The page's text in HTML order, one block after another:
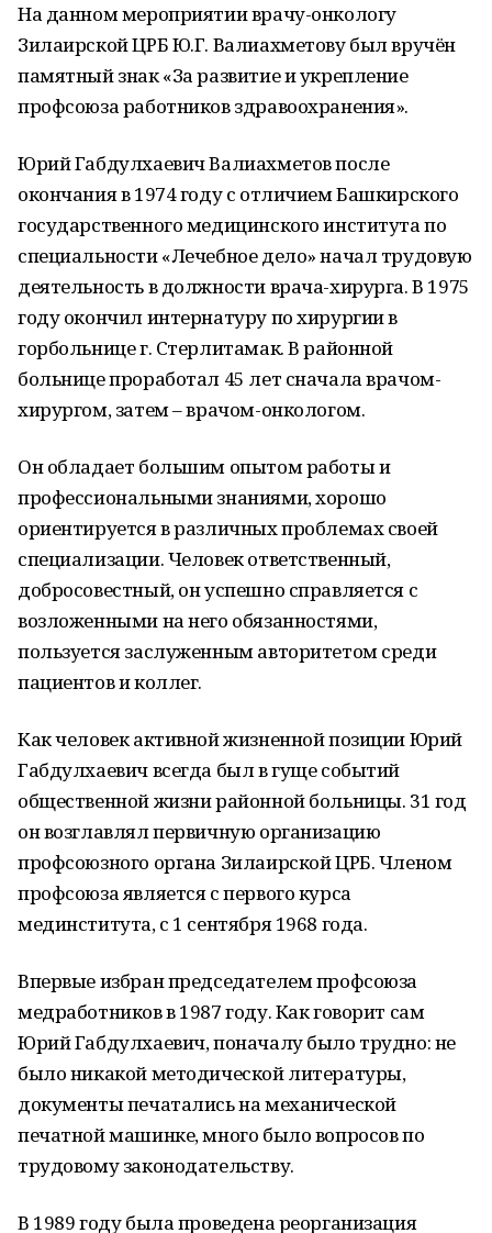
На данном мероприятии врачу-онкологу
Зилаирской ЦРБ Ю.Г. Валиахметову был вручён
памятный знак «За развитие и укрепление
профсоюза работников здравоохранения».
Юрий Габдулхаевич Валиахметов после
окончания в 1974 году с отличием Башкирского
государственного медицинского института по
специальности «Лечебное дело» начал трудовую
деятельность в должности врача-хирурга. В 1975
году окончил интернатуру по хирургии в
горбольнице г. Стерлитамак. В районной
больнице проработал 45 лет сначала врачом-
хирургом, затем – врачом-онкологом.
Он обладает большим опытом работы и
профессиональными знаниями, хорошо
ориентируется в различных проблемах своей
специализации. Человек ответственный,
добросовестный, он успешно справляется с
возложенными на него обязанностями,
пользуется заслуженным авторитетом среди
пациентов и коллег.
Как человек активной жизненной позиции Юрий
Габдулхаевич всегда был в гуще событий
общественной жизни районной больницы. 31 год
он возглавлял первичную организацию
профсоюзного органа Зилаирской ЦРБ. Членом
профсоюза является с первого курса
мединститута, с 1 сентября 1968 года.
Впервые избран председателем профсоюза
медработников в 1987 году. Как говорит сам
Юрий Габдулхаевич, поначалу было трудно: не
было никакой методической литературы,
документы печатались на механической
печатной машинке, много было вопросов по
трудовому законодательству.
В 1989 году была проведена реорганизация